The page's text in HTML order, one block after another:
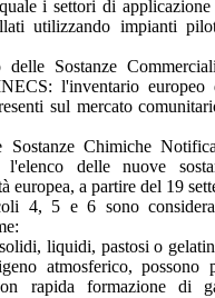
i settori di applicazione
utilizzando impianti
Sostanze
l'inventario europeo
sul mercato
Chimiche
delle nuove
europea, a partire del 19
4, 5 e 6 sono
liquidi, pastosi o
atmosferico, possono
rapida formazione di